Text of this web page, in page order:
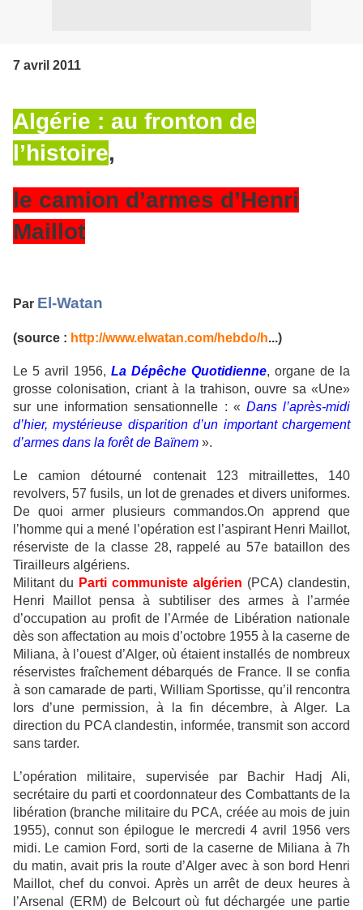
7 avril 2011
Algérie : au fronton de
l’histoire,
le camion d’armes d’Henri
Maillot
Par El-Watan
(source : http://www.elwatan.com/hebdo/h...)
Le 5 avril 1956, La Dépêche Quotidienne, organe de la
grosse colonisation, criant à la trahison, ouvre sa «Une»
sur une information sensationnelle : « Dans l’après-midi
d’hier, mystérieuse disparition d’un important chargement
d’armes dans la forêt de Baïnem ».
Le camion détourné contenait 123 mitraillettes, 140
revolvers, 57 fusils, un lot de grenades et divers uniformes.
De quoi armer plusieurs commandos.On apprend que
l’homme qui a mené l’opération est l’aspirant Henri Maillot,
réserviste de la classe 28, rappelé au 57e bataillon des
Tirailleurs algériens.
Militant du Parti communiste algérien (PCA) clandestin,
Henri Maillot pensa à subtiliser des armes à l’armée
d’occupation au profit de l’Armée de Libération nationale
dès son affectation au mois d’octobre 1955 à la caserne de
Miliana, à l’ouest d’Alger, où étaient installés de nombreux
réservistes fraîchement débarqués de France. Il se confia
à son camarade de parti, William Sportisse, qu’il rencontra
lors d’une permission, à la fin décembre, à Alger. La
direction du PCA clandestin, informée, transmit son accord
sans tarder.
L’opération militaire, supervisée par Bachir Hadj Ali,
secrétaire du parti et coordonnateur des Combattants de la
libération (branche militaire du PCA, créée au mois de juin
1955), connut son épilogue le mercredi 4 avril 1956 vers
midi. Le camion Ford, sorti de la caserne de Miliana à 7h
du matin, avait pris la route d’Alger avec à son bord Henri
Maillot, chef du convoi. Après un arrêt de deux heures à
l’Arsenal (ERM) de Belcourt où fut déchargée une partie